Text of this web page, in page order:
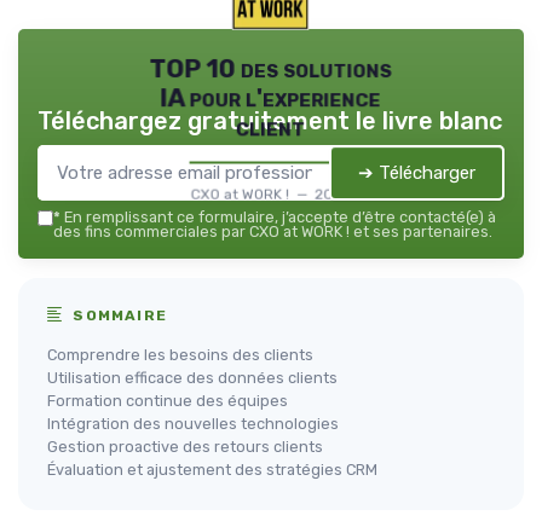
TOP 10 des solutions
IA pour l'experience
client
CXO at WORK ! — 2026
Téléchargez gratuitement le livre blanc
➔ Télécharger
* En remplissant ce formulaire, j’accepte d’être contacté(e) à
des fins commerciales par CXO at WORK ! et ses partenaires.
SOMMAIRE
Comprendre les besoins des clients
Utilisation efficace des données clients
Formation continue des équipes
Intégration des nouvelles technologies
Gestion proactive des retours clients
Évaluation et ajustement des stratégies CRM